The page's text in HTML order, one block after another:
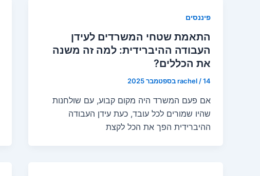
פיננסים
התאמת שטחי המשרדים לעידן
העבודה ההיברידית: למה זה משנה
את הכללים?
rachel /14 בספטמבר 2025
אם פעם המשרד היה מקום קבוע, עם שולחנות
שהיו שמורים לכל עובד, כעת עידן העבודה
ההיברידית הפך את הכל לקצת